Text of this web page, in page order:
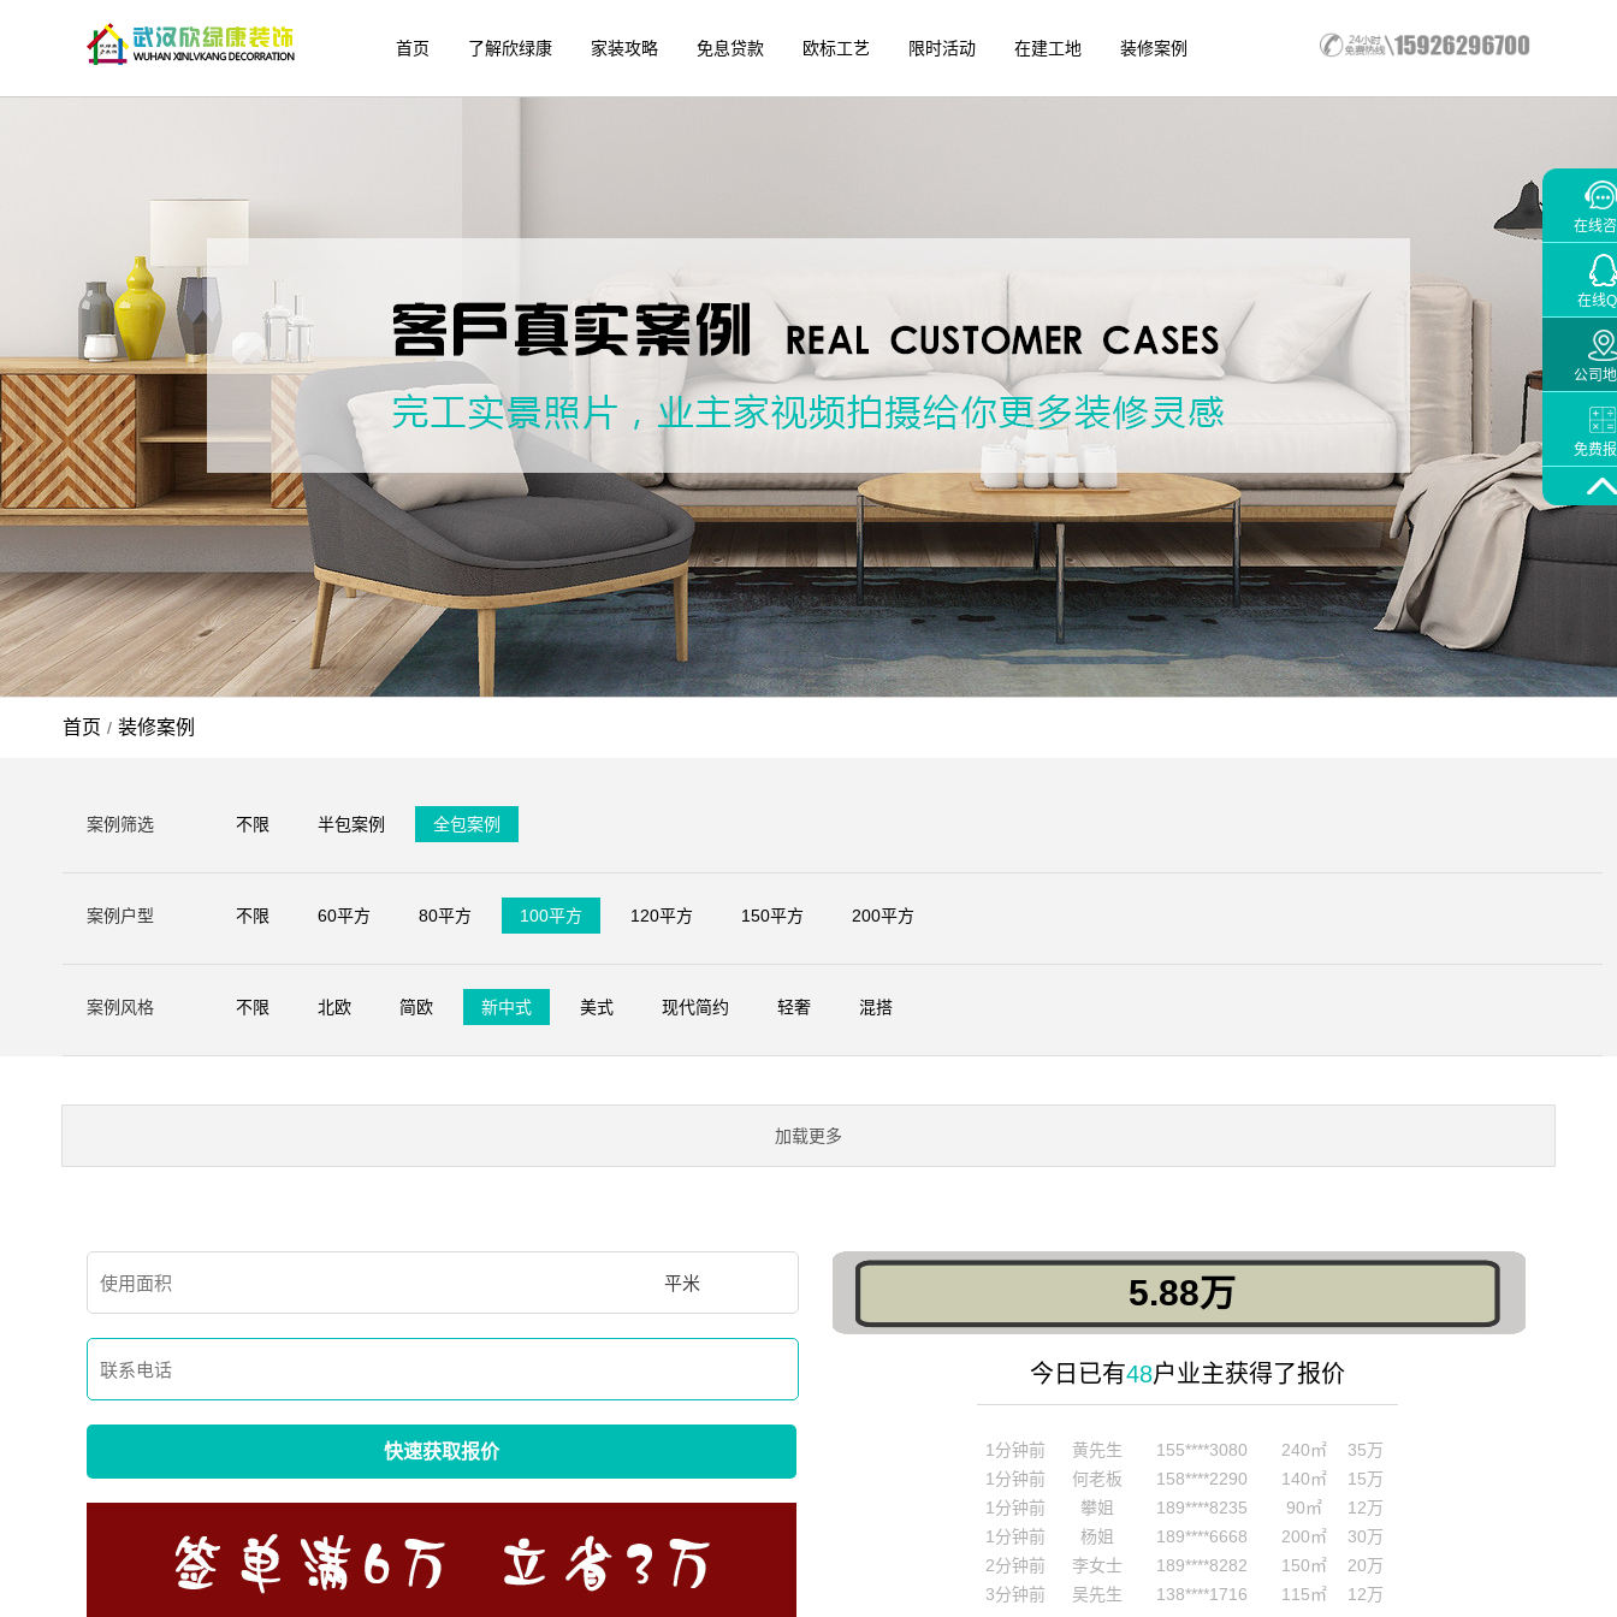
在线
在线
公司
免费
首页 了解欣绿康 家装攻略 免息贷款 欧标工艺 限时活动 在建工地 装修案例
首页 / 装修案例
案例筛选 不限 半包案例 全包案例
案例户型 不限 60平方 80平方 100平方 120平方 150平方 200平方
案例风格 不限 北欧 简欧 新中式 美式 现代简约 轻奢 混搭
加载更多
平米 5.88万
今日已有48户业主获得了报价
1分钟前 张女士 159****6520 165㎡
20万
1分钟前
何老板
15万
1分钟前
攀姐
12万
1分钟前
杨姐
30万
2分钟前
李女士
20万
3分钟前
吴先生 12万